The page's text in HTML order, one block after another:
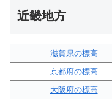
近畿地方
滋賀県の標高
京都府の標高
大阪府の標高